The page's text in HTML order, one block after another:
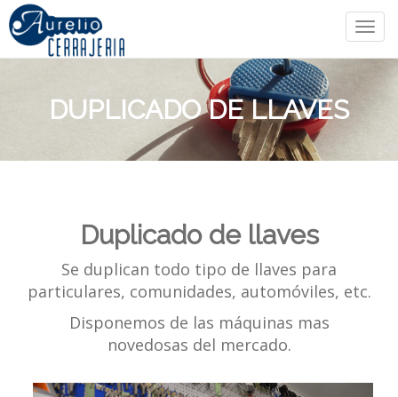
DUPLICADO DE LLAVES
Duplicado de llaves
Se duplican todo tipo de llaves para
particulares, comunidades, automóviles, etc.
Disponemos de las máquinas mas
novedosas del mercado.